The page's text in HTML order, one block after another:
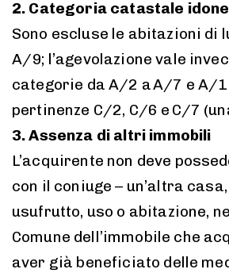
2. Categoria catastale
Sono escluse le abitazioni di
A/9; l’agevolazione vale
categorie da A/2 a A/7 e A/
pertinenze C/2, C/6 e C/7
3. Assenza di altri immobili
L’acquirente non deve
con il coniuge – un’altra
usufrutto, uso o abitazione,
Comune dell’immobile che
aver già beneficiato delle